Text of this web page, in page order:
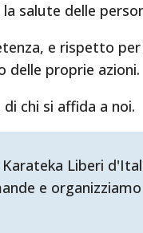
salute delle
e rispetto per
delle proprie azioni.
chi si affida a noi.
Liberi
e